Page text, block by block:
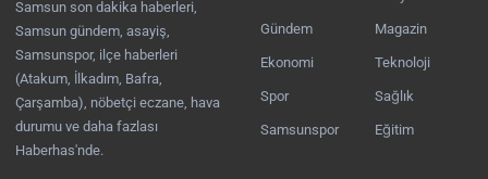
Samsun son dakika haberleri,
Samsun gündem, asayiş,
Samsunspor, ilçe haberleri
(Atakum, İlkadım, Bafra,
Çarşamba), nöbetçi eczane, hava
durumu ve daha fazlası
Haberhas'nde.
Gündem
Ekonomi
Spor
Samsunspor
Magazin
Teknoloji
Sağlık
Eğitim